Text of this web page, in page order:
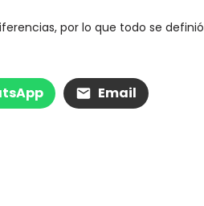
por lo que todo se definió
Email